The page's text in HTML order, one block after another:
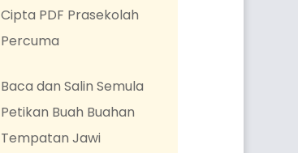
Cipta PDF Prasekolah
Percuma
Baca dan Salin Semula
Petikan Buah Buahan
Tempatan Jawi